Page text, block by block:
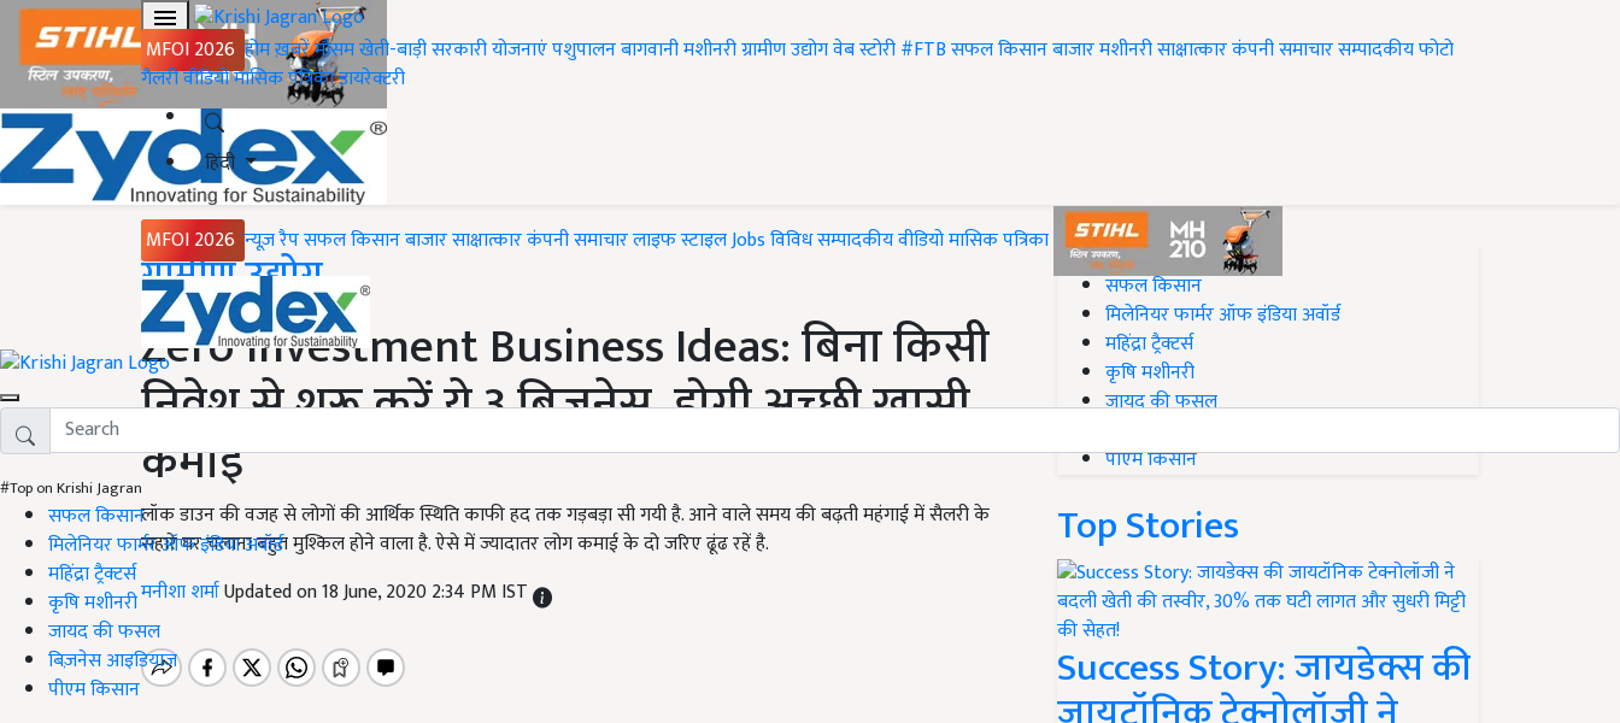
MFOI 2026 होमख़बरेंमौसमखेती-बाड़ीसरकारी योजनाएंपशुपालनबागवानीमशीनरीग्रामीण उद्योगवेब स्टोरी#FTBसफल किसानबाजारमशीनरीसाक्षात्कारकंपनी समाचारसम्पादकीयफोटो
गैलरीवीडियोमासिक पत्रिकाडायरेक्टरी
हिंदी
MFOI 2026 न्यूज़ रैपसफल किसानबाजारसाक्षात्कारकंपनी समाचारलाइफ स्टाइलJobsविविधसम्पादकीयवीडियोमासिक पत्रिका
#Top on Krishi Jagran
सफल किसान
मिलेनियर फार्मर ऑफ इंडिया अवॉर्ड
महिंद्रा ट्रैक्टर्स
कृषि मशीनरी
जायद की फसल
बिज़नेस आइडियाज
पीएम किसान
Home
ग्रामीण उद्योग
Zero Investment Business Ideas: बिना किसी
निवेश से शुरू करें ये 3 बिजनेस, होगी अच्छी खासी
कमाई
लॉक डाउन की वजह से लोगों की आर्थिक स्थिति काफी हद तक गड़बड़ा सी गयी है. आने वाले समय की बढ़ती महंगाई में सैलरी के
सहारे घर चलाना बहुत मुश्किल होने वाला है. ऐसे में ज्यादातर लोग कमाई के दो जरिए ढूंढ रहें है.
मनीशा शर्माUpdated on 18 June, 2020 2:34 PM IST
#Top on Krishi Jagran
सफल किसान
मिलेनियर फार्मर ऑफ इंडिया अवॉर्ड
महिंद्रा ट्रैक्टर्स
कृषि मशीनरी
जायद की फसल
पीएम किसान
Top Stories
Success Story: जायडेक्स की